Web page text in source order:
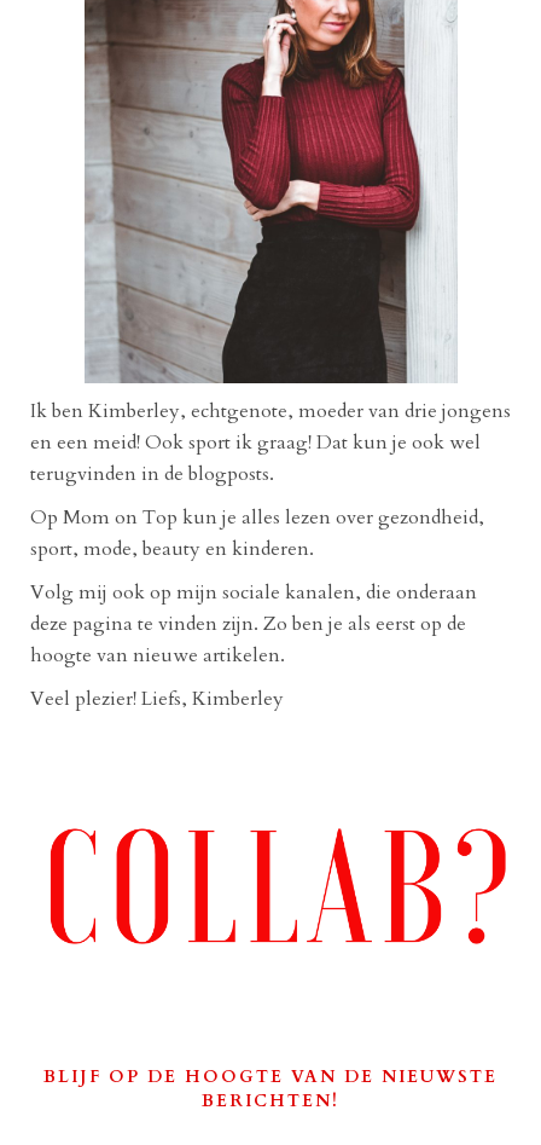
Ik ben Kimberley, echtgenote, moeder van drie jongens
en een meid! Ook sport ik graag! Dat kun je ook wel
terugvinden in de blogposts.
Op Mom on Top kun je alles lezen over gezondheid,
sport, mode, beauty en kinderen.
Volg mij ook op mijn sociale kanalen, die onderaan
deze pagina te vinden zijn. Zo ben je als eerst op de
hoogte van nieuwe artikelen.
Veel plezier! Liefs, Kimberley
BLIJF OP DE HOOGTE VAN DE NIEUWSTE
BERICHTEN!